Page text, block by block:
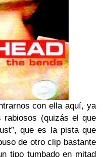
con ella aquí, ya
rabiosos (quizás el que
que es la pista que
de otro clip bastante
tipo tumbado en mitad